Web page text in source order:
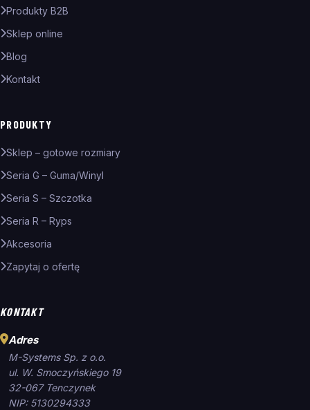
Produkty B2B
Sklep online
Blog
Kontakt
PRODUKTY
Sklep – gotowe rozmiary
Seria G – Guma/Winyl
Seria S – Szczotka
Seria R – Ryps
Akcesoria
Zapytaj o ofertę
KONTAKT
Adres
M-Systems Sp. z o.o.
ul. W. Smoczyńskiego 19
32-067 Tenczynek
NIP: 5130294333